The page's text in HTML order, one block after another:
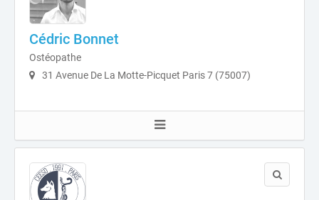
Cédric Bonnet
Ostéopathe
31 Avenue De La Motte-Picquet Paris 7 (75007)